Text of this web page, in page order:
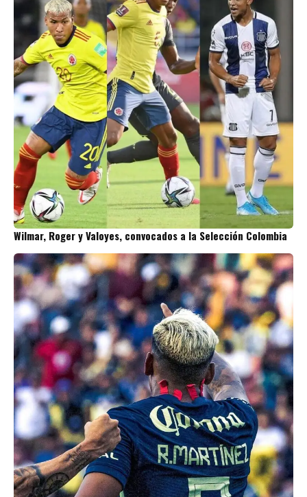
Wilmar, Roger y Valoyes, convocados a la Selección Colombia